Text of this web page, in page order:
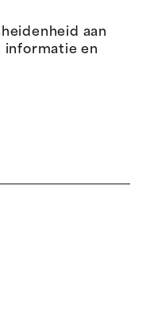
aan
informatie en